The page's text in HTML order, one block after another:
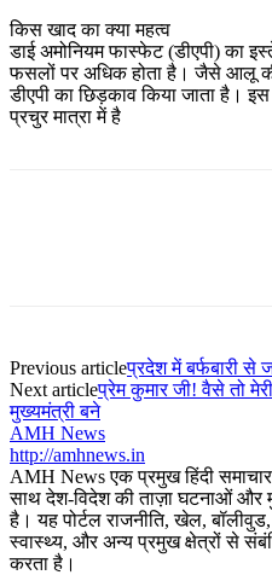
किस खाद का क्या महत्व
डाई अमोनियम फास्फेट (डीएपी) का
फसलों पर अधिक होता है। जैसे आलू
डीएपी का छिड़काव किया जाता है।
प्रचुर मात्रा में है
Previous articleप्रदेश में बर्फबारी से
Next articleप्रेम कुमार जी! वैसे तो
मुख्यमंत्री बने
AMH News
http://amhnews.in
AMH News एक प्रमुख हिंदी
साथ देश-विदेश की ताज़ा घटनाओं और
है। यह पोर्टल राजनीति, खेल, बॉलीवुड,
स्वास्थ्य, और अन्य प्रमुख क्षेत्रों से
करता है।